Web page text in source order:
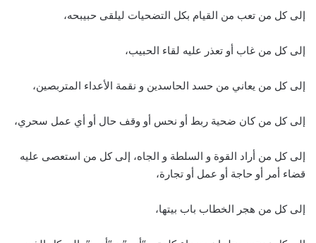
إلى كل من تعب من القيام بكل التضحيات ليلقى حبيبحه،
إلى كل من غاب أو تعذر عليه لقاء الحبيب،
إلى كل من يعاني من حسد الحاسدين و نقمة الأعداء المتربصين،
إلى كل من كان ضحية ربط أو نحس أو وقف حال أو أي عمل سحري،
إلى كل من أراد القوة و السلطة و الجاه، إلى كل من استعصى عليه
قضاء أمر أو حاجة أو عمل أو تجارة،
إلى كل من هجر الخطاب باب بيتها،